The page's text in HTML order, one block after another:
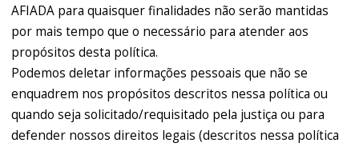
AFIADA para quaisquer finalidades não serão mantidas
por mais tempo que o necessário para atender aos
propósitos desta política.
Podemos deletar informações pessoais que não se
enquadrem nos propósitos descritos nessa política ou
quando seja solicitado/requisitado pela justiça ou para
defender nossos direitos legais (descritos nessa política